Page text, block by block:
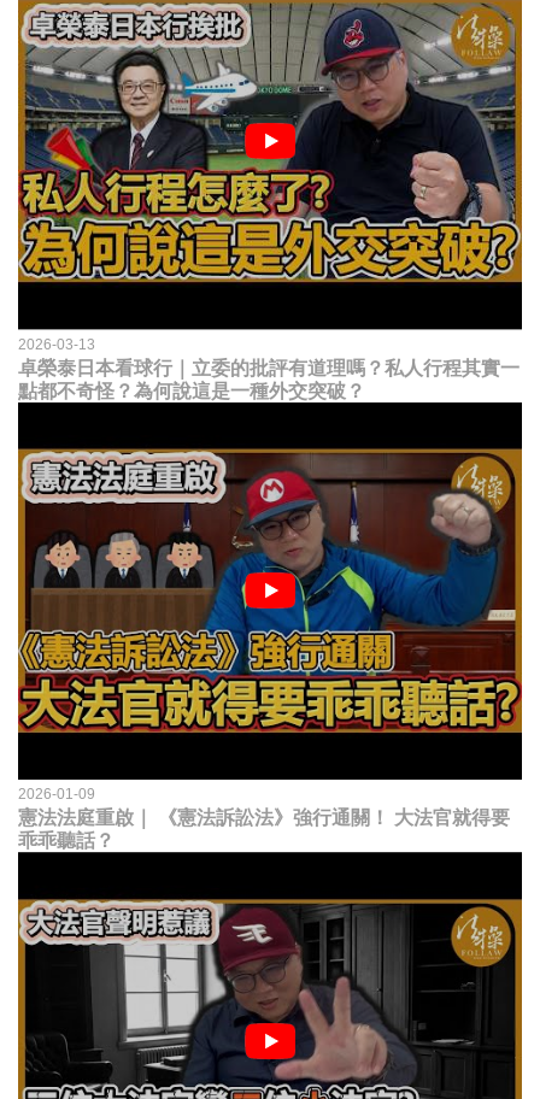
2026-03-13
卓榮泰日本看球行｜立委的批評有道理嗎？私人行程其實一
點都不奇怪？為何說這是一種外交突破？
2026-01-09
憲法法庭重啟｜ 《憲法訴訟法》強行通關！ 大法官就得要
乖乖聽話？